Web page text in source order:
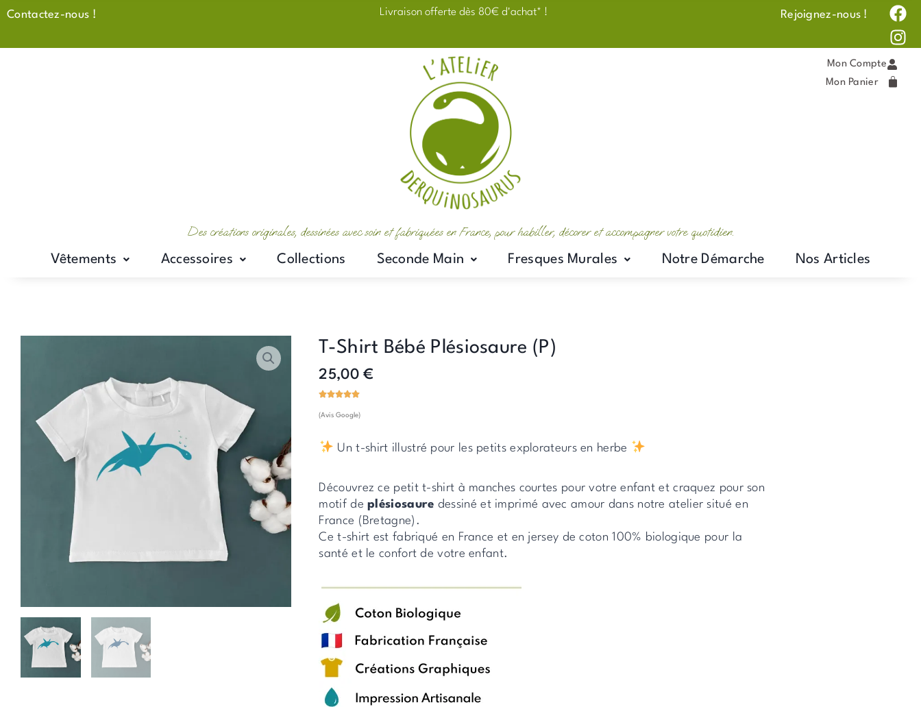
Aller
Contactez-nous ! Livraison offerte dès 80€ d'achat* ! Rejoignez-nous !
a
c
e
b
o
n
s
t
a
g
Mon Compte
Mon Panier
Des créations originales, dessinées avec soin et fabriquées en France, pour habiller, décorer et accompagner votre quotidien.
Vêtements Accessoires Collections Seconde Main Fresques Murales Notre Démarche Nos Articles
T-Shirt Bébé Plésiosaure (P)
25,00€
(Avis Google)
Un t-shirt illustré pour les petits explorateurs en herbe
Découvrez ce petit t-shirt à manches courtes pour votre enfant et craquez pour son
motif deplésiosaure dessiné et imprimé avec amour dans notre atelier situé en
France (Bretagne).
Ce t-shirt est fabriqué en France et en jersey de coton 100% biologique pour la
santé et le confort de votre enfant.